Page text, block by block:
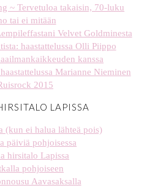
~ Tervetuloa takaisin, 70-luku
tai ei mitään
Velvet Goldminesta
haastattelussa Olli Piippo
kanssa
Marianne Nieminen
2015
LAPISSA
(kun ei halua lähteä pois)
päiviä pohjoisessa
hirsitalo Lapissa
pohjoiseen
Aavasaksalla